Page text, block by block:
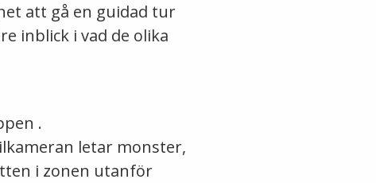
att gå en guidad tur
inblick i vad de olika
.
letar monster,
i zonen utanför